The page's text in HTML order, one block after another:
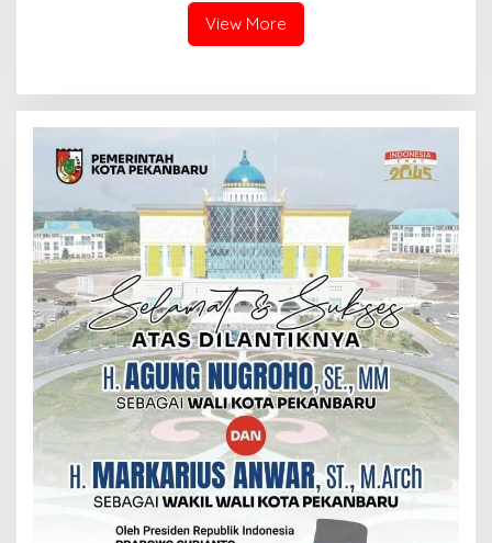
KEMARAU DAN POTENSI ELView More